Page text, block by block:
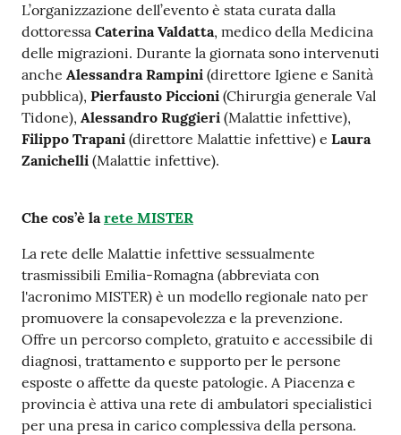
L’organizzazione dell’evento è stata curata dalla
dottoressa Caterina Valdatta, medico della Medicina
delle migrazioni. Durante la giornata sono intervenuti
anche Alessandra Rampini (direttore Igiene e Sanità
pubblica), Pierfausto Piccioni (Chirurgia generale Val
Tidone), Alessandro Ruggieri (Malattie infettive),
Filippo Trapani (direttore Malattie infettive) e Laura
Zanichelli (Malattie infettive).
Che cos’è larete MISTER
La rete delle Malattie infettive sessualmente
trasmissibili Emilia-Romagna (abbreviata con
l'acronimo MISTER) è un modello regionale nato per
promuovere la consapevolezza e la prevenzione.
Offre un percorso completo, gratuito e accessibile di
diagnosi, trattamento e supporto per le persone
esposte o affette da queste patologie. A Piacenza e
provincia è attiva una rete di ambulatori specialistici
per una presa in carico complessiva della persona.